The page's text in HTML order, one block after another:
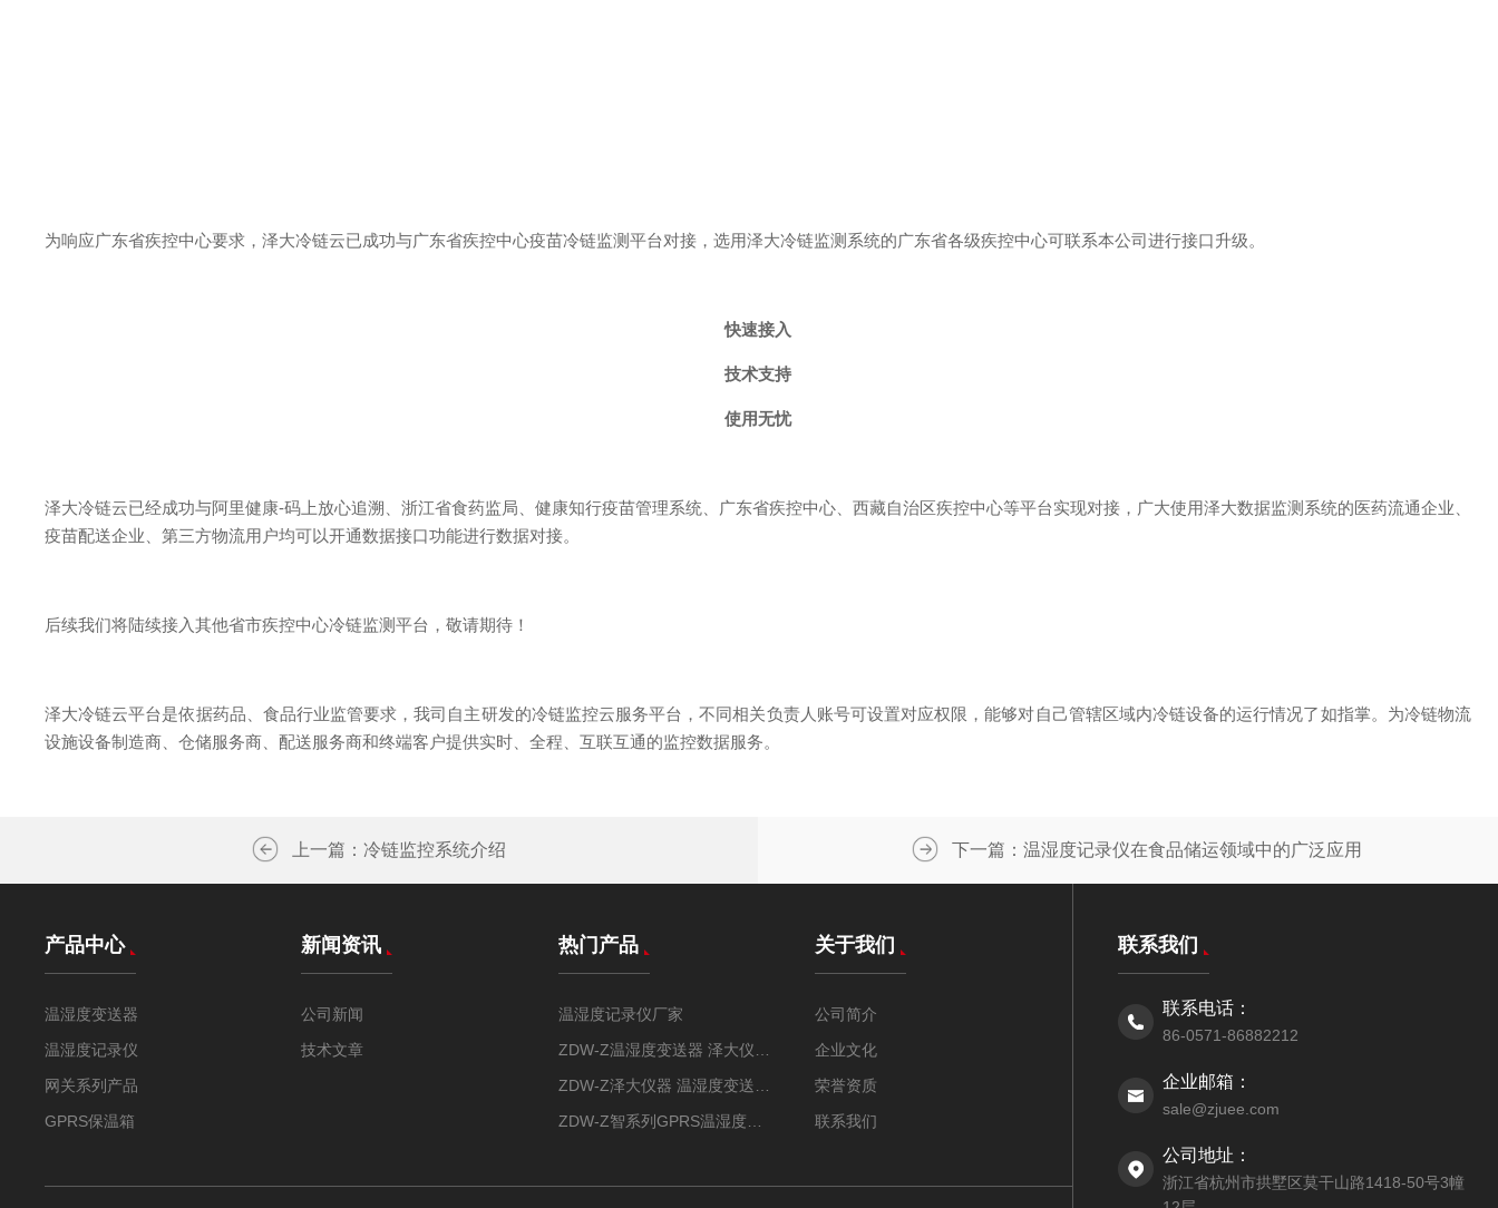
为响应广东省疾控中心要求，泽大冷链云已成功与广东省疾控中心疫苗冷链监测平台对接，选用泽大冷链监测系统的广东省各级疾控中心可联系本公司进行接口升级。
快速接入
技术支持
使用无忧
泽大冷链云已经成功与阿里健康-码上放心追溯、浙江省食药监局、健康知行疫苗管理系统、广东省疾控中心、西藏自治区疾控中心等平台实现对接，广大使用泽大数据监测系统的医药流通企业、
疫苗配送企业、第三方物流用户均可以开通数据接口功能进行数据对接。
后续我们将陆续接入其他省市疾控中心冷链监测平台，敬请期待！
泽大冷链云平台是依据药品、食品行业监管要求，我司自主研发的冷链监控云服务平台，不同相关负责人账号可设置对应权限，能够对自己管辖区域内冷链设备的运行情况了如指掌。为冷链物流
设施设备制造商、仓储服务商、配送服务商和终端客户提供实时、全程、互联互通的监控数据服务。
上一篇： 冷链监控系统介绍 下一篇： 温湿度记录仪在食品储运领域中的广泛应用
联系我们
联系电话：
86-0571-86882212
企业邮箱：
sale@zjuee.com
公司地址：
浙江省杭州市拱墅区莫干山路1418-50号3幢
产品中心
温湿度变送器
温湿度记录仪
网关系列产品
GPRS保温箱
新闻资讯
公司新闻
技术文章
热门产品
温湿度记录仪厂家
关于我们
公司简介
企业文化
荣誉资质
联系我们